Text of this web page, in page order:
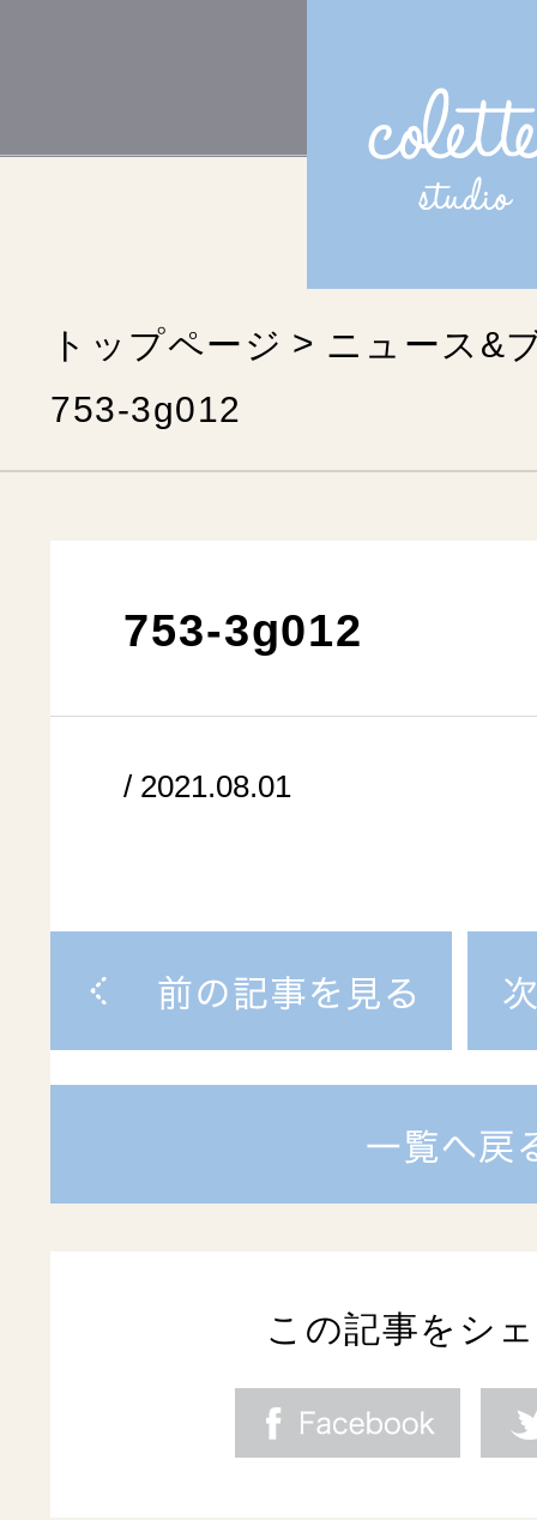
トップページ
ニュース&
753-3g012
753-3g012
/ 2021.08.01
この記事をシ